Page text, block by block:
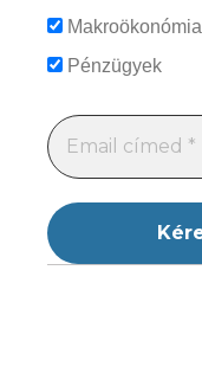
Makroökonómia
Pénzügyek